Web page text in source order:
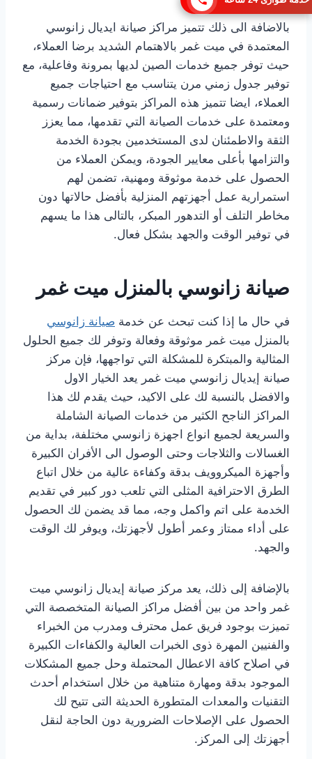
بالاضافة الى ذلك تتميز مراكز صيانة ايديال زانوسي
المعتمدة في ميت غمر بالاهتمام الشديد برضا العملاء،
حيث توفر جميع خدمات الصين لديها بمرونة وفاعلية، مع
توفير جدول زمني مرن يتناسب مع احتياجات جميع
العملاء، ايضا تتميز هذه المراكز بتوفير ضمانات رسمية
ومعتمدة على خدمات الصيانة التي تقدمها، مما يعزز
الثقة والاطمئنان لدى المستخدمين بجودة الخدمة
والتزامها بأعلى معايير الجودة، ويمكن العملاء من
الحصول على خدمة موثوقة ومهنية، تضمن لهم
استمرارية عمل أجهزتهم المنزلية بأفضل حالاتها دون
مخاطر التلف أو التدهور المبكر، بالتالى هذا ما يسهم
في توفير الوقت والجهد بشكل فعال.
صيانة زانوسي بالمنزل ميت غمر
في حال ما إذا كنت تبحث عن خدمة صيانة زانوسي
بالمنزل ميت غمر موثوقة وفعالة وتوفر لك جميع الحلول
المثالية والمبتكرة للمشكلة التي تواجهها، فإن مركز
صيانة إيديال زانوسي ميت غمر يعد الخيار الاول
والافضل بالنسبة لك على الاكيد، حيث يقدم لك هذا
المراكز الناجح الكثير من خدمات الصيانة الشاملة
والسريعة لجميع انواع اجهزة زانوسي مختلفة، بداية من
الغسالات والثلاجات وحتى الوصول الى الأفران الكبيرة
وأجهزة الميكروويف بدقة وكفاءة عالية من خلال اتباع
الطرق الاحترافية المثلى التي تلعب دور كبير في تقديم
الخدمة على اتم واكمل وجه، مما قد يضمن لك الحصول
على أداء ممتاز وعمر أطول لأجهزتك، ويوفر لك الوقت
والجهد.
بالإضافة إلى ذلك، يعد مركز صيانة إيديال زانوسي ميت
غمر واحد من بين أفضل مراكز الصيانة المتخصصة التي
تميزت بوجود فريق عمل محترف ومدرب من الخبراء
والفنيين المهرة ذوى الخبرات العالية والكفاءات الكبيرة
في اصلاح كافة الاعطال المحتملة وحل جميع المشكلات
الموجود بدقة ومهارة متناهية من خلال استخدام أحدث
التقنيات والمعدات المتطورة الحديثة التى تتيح لك
الحصول على الإصلاحات الضرورية دون الحاجة لنقل
أجهزتك إلى المركز.